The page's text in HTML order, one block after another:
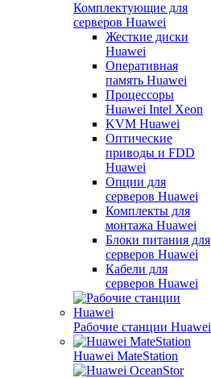
Комплектующие для
серверов Huawei
Жесткие диски
Huawei
Оперативная
память Huawei
Процессоры
Huawei Intel Xeon
KVM Huawei
Оптические
приводы и FDD
Huawei
Опции для
серверов Huawei
Комплекты для
монтажа Huawei
Блоки питания для
серверов Huawei
Кабели для
серверов Huawei
Рабочие станции Huawei
Huawei MateStation